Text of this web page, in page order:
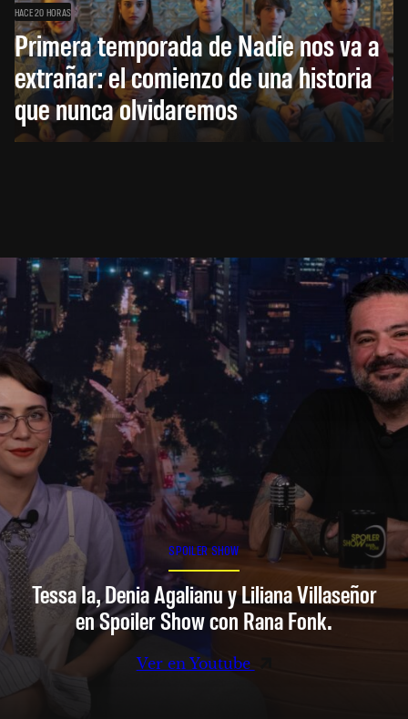
HACE 20 HORAS
Primera temporada de Nadie nos va a
extrañar: el comienzo de una historia
que nunca olvidaremos
SPOILER SHOW
Tessa Ia, Denia Agalianu y Liliana Villaseñor
en Spoiler Show con Rana Fonk.
Ver en Youtube